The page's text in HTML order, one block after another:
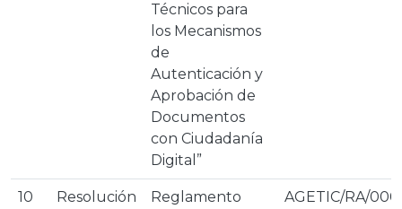
Técnicos para
los Mecanismos
de
Autenticación y
Aprobación de
Documentos
con Ciudadanía
Digital”
10 Resolución
Reglamento
AGETIC/RA/